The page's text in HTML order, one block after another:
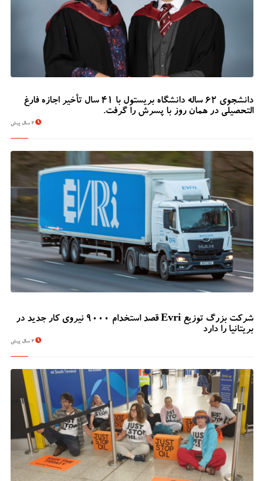
دانشجوی 62 ساله دانشگاه بریستول با 41 سال تأخیر اجازه فارغ
التحصیلی در همان روز با پسرش را گرفت.
2 سال پیش
شرکت بزرگ توزیع Evri قصد استخدام ۹۰۰۰ نیروی کار جدید در
بریتانیا را دارد
2 سال پیش